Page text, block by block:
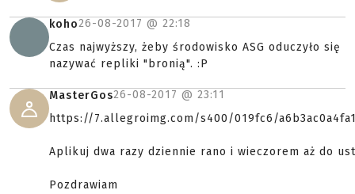
koho26-08-2017 @ 22:18
Czas najwyższy, żeby środowisko ASG oduczyło się
nazywać repliki "bronią". :P
MasterGos26-08-2017 @ 23:11
https://7.allegroimg.com/s400/019fc6/
Aplikuj dwa razy dziennie rano i wieczorem aż do
Pozdrawiam